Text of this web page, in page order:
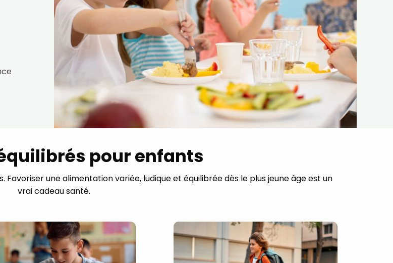
pour enfants
une alimentation variée, ludique et équilibrée dès le plus jeune âge est un
vrai cadeau santé.